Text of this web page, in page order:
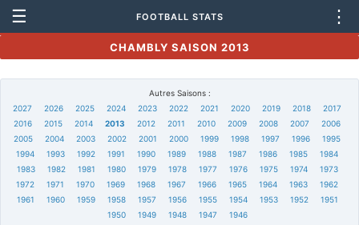
☰ FOOTBALL STATS ⋮
CHAMBLY SAISON 2013
Autres Saisons :
2027
2026 2025 2024 2023 2022 2021 2020 2019 2018
2017
2016
2015 2014 2013 2012 2011 2010 2009 2008 2007
2006
2005
2004 2003 2002 2001 2000 1999 1998 1997 1996
1995
1994
1993 1992 1991 1990 1989 1988 1987 1986 1985
1984
1983
1982 1981 1980 1979 1978 1977 1976 1975 1974
1973
1972
1971 1970 1969 1968 1967 1966 1965 1964 1963
1962
1961
1960 1959 1958 1957 1956 1955 1954 1953 1952
1951
1950
1949 1948 1947 1946